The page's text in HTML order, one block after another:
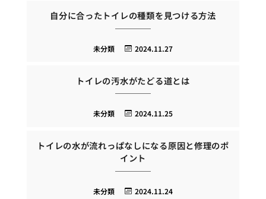
自分に合ったトイレの種類を見つける方法
2024.11.27
未分類
トイレの汚水がたどる道とは
2024.11.25
未分類
トイレの水が流れっぱなしになる原因と修理のポ
イント
2024.11.24
未分類